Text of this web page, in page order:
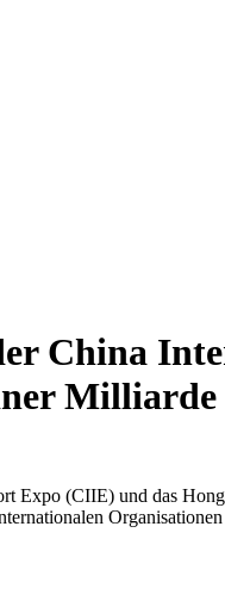
China
Milliarde
Expo (CIIE) und das